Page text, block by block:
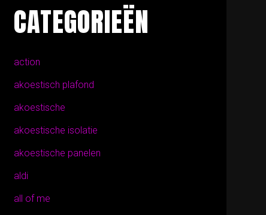
CATEGORIEËN
action
akoestisch plafond
akoestische
akoestische isolatie
akoestische panelen
aldi
all of me